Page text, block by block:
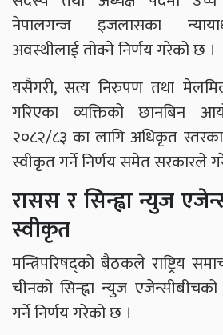
नेपालगन्ज इजलासका
अवस्थीलाई तोक्ने निर्णय गरेको छ ।
यसैगरी, सत्य निरुपण तथा
गरिएका व्यक्तिको छानबिन
२०८२/८३ का लागि अधिकृत
स्वीकृत गर्ने निर्णय समेत सरकारले
रासस र सिन्ह्वा न्युज
स्वीकृत
मन्त्रिपरिषद्को बैठकले राष्ट्रिय
चीनको सिन्ह्वा न्युज
गर्ने निर्णय गरेको छ ।